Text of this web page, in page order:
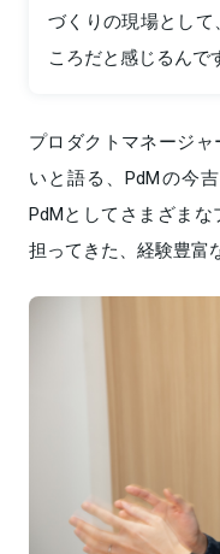
づくりの現場とし
ころだと感じるんで
プロダクトマネージ
いと語る、PdMの今
PdMとしてさまざま
担ってきた、経験豊富